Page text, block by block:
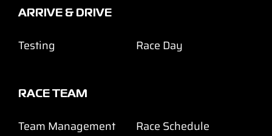
ARRIVE & DRIVE
Testing Race Day
RACE TEAM
Team Management Race Schedule